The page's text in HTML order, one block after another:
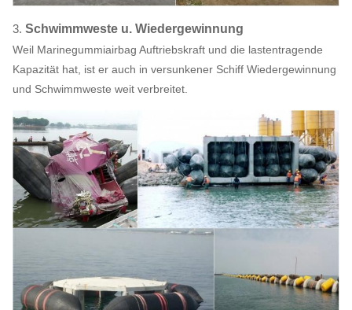
3. Schwimmweste u. Wiedergewinnung
Weil Marinegummiairbag Auftriebskraft und die lastentragende
Kapazität hat, ist er auch in versunkener Schiff Wiedergewinnung
und Schwimmweste weit verbreitet.